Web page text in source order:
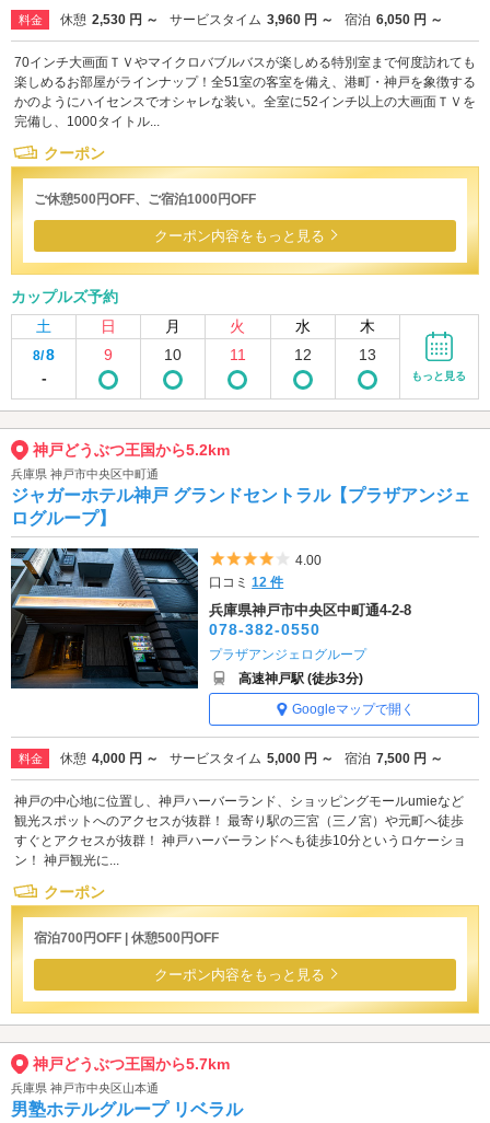
料金 休憩 2,530 円 ～ サービスタイム 3,960 円 ～ 宿泊 6,050 円 ～
70インチ大画面ＴＶやマイクロバブルバスが楽しめる特別室まで何度訪れても
楽しめるお部屋がラインナップ！全51室の客室を備え、港町・神戸を象徴する
かのようにハイセンスでオシャレな装い。全室に52インチ以上の大画面ＴＶを
完備し、1000タイトル...
クーポン
ご休憩500円OFF、ご宿泊1000円OFF
クーポン内容をもっと見る
カップルズ予約
土
日 月 火 水 木
8/8
-
9 10 11 12 13
もっと見る
神戸どうぶつ王国から5.2km
兵庫県 神戸市中央区中町通
ジャガーホテル神戸 グランドセントラル【プラザアンジェ
ログループ】
5つ星のうち4
4.00
口コミ12 件
兵庫県神戸市中央区中町通4-2-8
078-382-0550
プラザアンジェログループ
高速神戸駅 (徒歩3分)
Googleマップで開く
料金 休憩 4,000 円 ～ サービスタイム 5,000 円 ～ 宿泊 7,500 円 ～
神戸の中心地に位置し、神戸ハーバーランド、ショッピングモールumieなど
観光スポットへのアクセスが抜群！ 最寄り駅の三宮（三ノ宮）や元町へ徒歩
すぐとアクセスが抜群！ 神戸ハーバーランドへも徒歩10分というロケーショ
ン！ 神戸観光に...
クーポン
宿泊700円OFF | 休憩500円OFF
クーポン内容をもっと見る
神戸どうぶつ王国から5.7km
兵庫県 神戸市中央区山本通
男塾ホテルグループ リベラル